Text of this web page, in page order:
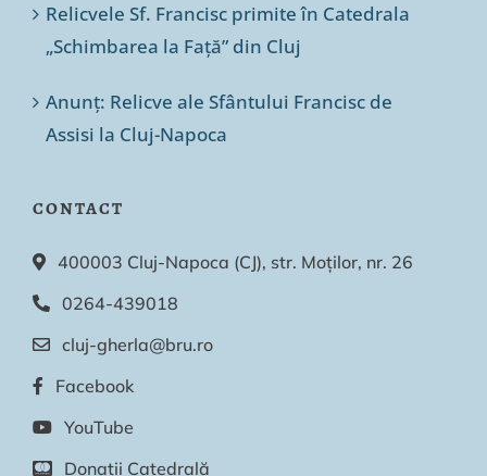
Relicvele Sf. Francisc primite în Catedrala
„Schimbarea la Față” din Cluj
Anunț: Relicve ale Sfântului Francisc de
Assisi la Cluj-Napoca
CONTACT
400003 Cluj-Napoca (CJ), str. Moților, nr. 26
0264-439018
cluj-gherla@bru.ro
Facebook
YouTube
Donații Catedrală